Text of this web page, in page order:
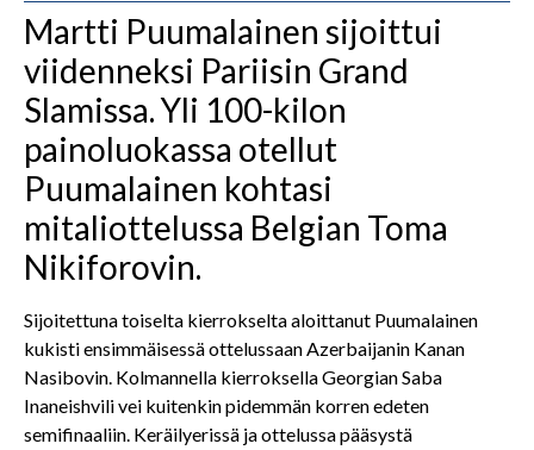
Martti Puumalainen sijoittui
viidenneksi Pariisin Grand
Slamissa. Yli 100-kilon
painoluokassa otellut
Puumalainen kohtasi
mitaliottelussa Belgian Toma
Nikiforovin.
Sijoitettuna toiselta kierrokselta aloittanut Puumalainen
kukisti ensimmäisessä ottelussaan Azerbaijanin Kanan
Nasibovin. Kolmannella kierroksella Georgian Saba
Inaneishvili vei kuitenkin pidemmän korren edeten
semifinaaliin. Keräilyerissä ja ottelussa pääsystä